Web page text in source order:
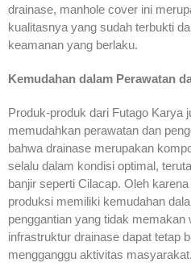
drainase, manhole cover ini
kualitasnya yang sudah terbukti
keamanan yang berlaku.
Kemudahan dalam Perawatan
Produk-produk dari Futago Karya
memudahkan perawatan dan
bahwa drainase merupakan
selalu dalam kondisi optimal,
banjir seperti Cilacap. Oleh
produksi memiliki kemudahan
penggantian yang tidak
infrastruktur drainase dapat tetap
mengganggu aktivitas masyarakat.